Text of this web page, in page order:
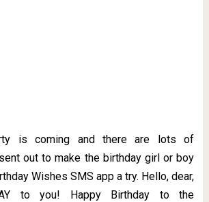
is coming and there are lots of
out to make the birthday girl or boy
Wishes SMS app a try. Hello, dear,
to you! Happy Birthday to the